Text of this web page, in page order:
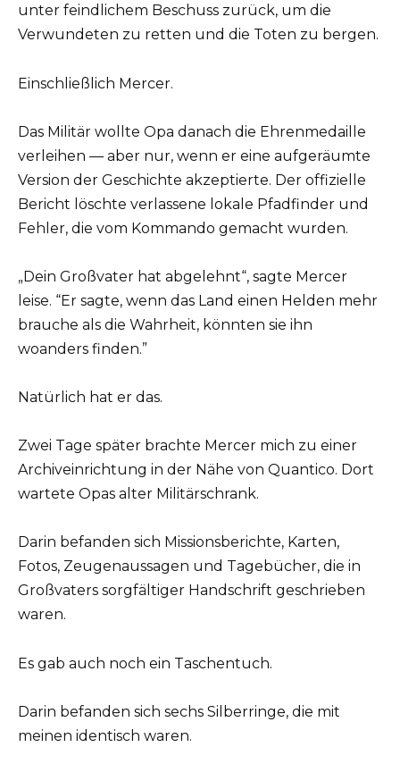
unter feindlichem Beschuss zurück, um die
Verwundeten zu retten und die Toten zu bergen.
Einschließlich Mercer.
Das Militär wollte Opa danach die Ehrenmedaille
verleihen — aber nur, wenn er eine aufgeräumte
Version der Geschichte akzeptierte. Der offizielle
Bericht löschte verlassene lokale Pfadfinder und
Fehler, die vom Kommando gemacht wurden.
„Dein Großvater hat abgelehnt“, sagte Mercer
leise. “Er sagte, wenn das Land einen Helden mehr
brauche als die Wahrheit, könnten sie ihn
woanders finden.”
Natürlich hat er das.
Zwei Tage später brachte Mercer mich zu einer
Archiveinrichtung in der Nähe von Quantico. Dort
wartete Opas alter Militärschrank.
Darin befanden sich Missionsberichte, Karten,
Fotos, Zeugenaussagen und Tagebücher, die in
Großvaters sorgfältiger Handschrift geschrieben
waren.
Es gab auch noch ein Taschentuch.
Darin befanden sich sechs Silberringe, die mit
meinen identisch waren.